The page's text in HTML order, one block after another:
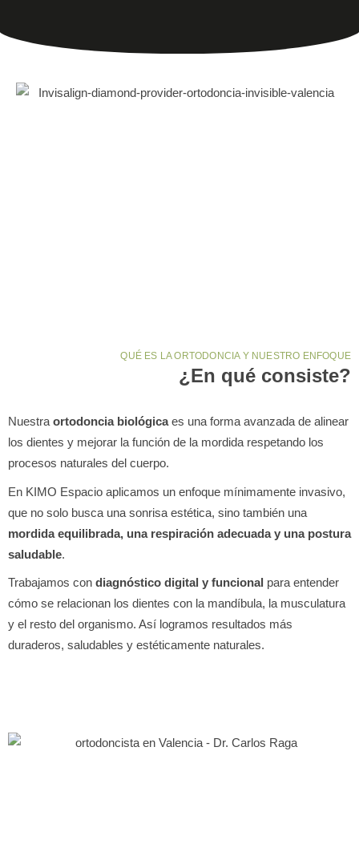
QUÉ ES LA ORTODONCIA Y NUESTRO ENFOQUE
¿En qué consiste?
Nuestra ortodoncia biológicaes una forma avanzada de alinear
los dientes y mejorar la función de la mordida respetando los
procesos naturales del cuerpo.
En KIMO Espacio aplicamos un enfoque mínimamente invasivo,
que no solo busca una sonrisa estética, sino también una
mordida equilibrada, una respiración adecuada y una postura
saludable.
Trabajamos con diagnóstico digital y funcional para entender
cómo se relacionan los dientes con la mandíbula, la musculatura
y el resto del organismo. Así logramos resultados más
duraderos, saludables y estéticamente naturales.